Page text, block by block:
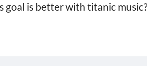
goal is better with titanic music?